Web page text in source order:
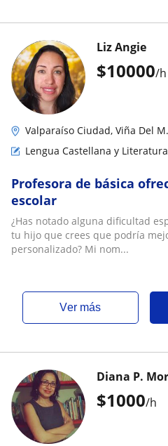
$10000/h
Liz Angie
Valparaíso Ciudad, Viña Del
Lengua Castellana y Literatura
Profesora de básica
escolar
¿Has notado alguna dificultad
tu hijo que crees que podría
personalizado? Mi nom...
ver más
$1000/h
Diana P.